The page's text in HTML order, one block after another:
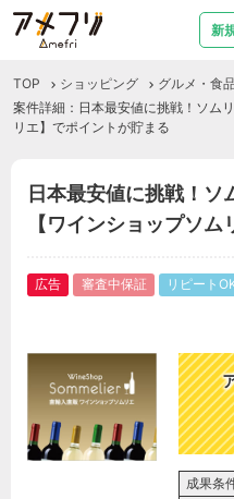
新
TOP ショッピング グルメ・食
案件詳細：日本最安値に挑戦！ソム
リエ】でポイントが貯まる
日本最安値に挑戦！ソ
【ワインショップソム
広告 審査中保証 リピート
成果条